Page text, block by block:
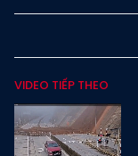
VIDEO TIẾP THEO